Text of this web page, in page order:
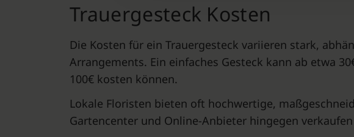
Trauergesteck Kosten
Die Kosten für ein Trauergesteck variieren stark,
Arrangements. Ein einfaches Gesteck kann ab etwa
100€ kosten können.
Lokale Floristen bieten oft hochwertige,
Gartencenter und Online-Anbieter hingegen